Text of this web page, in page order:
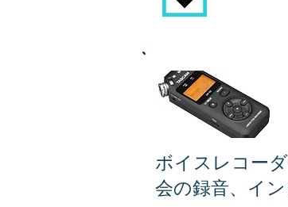
ボイスレコー
会の録音、イ